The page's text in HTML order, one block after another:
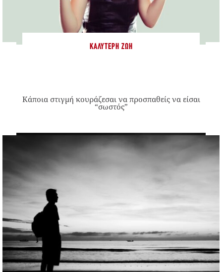
ΚΑΛΎΤΕΡΗ ΖΩΉ
Κάποια στιγμή κουράζεσαι να προσπαθείς να είσαι
“σωστός”